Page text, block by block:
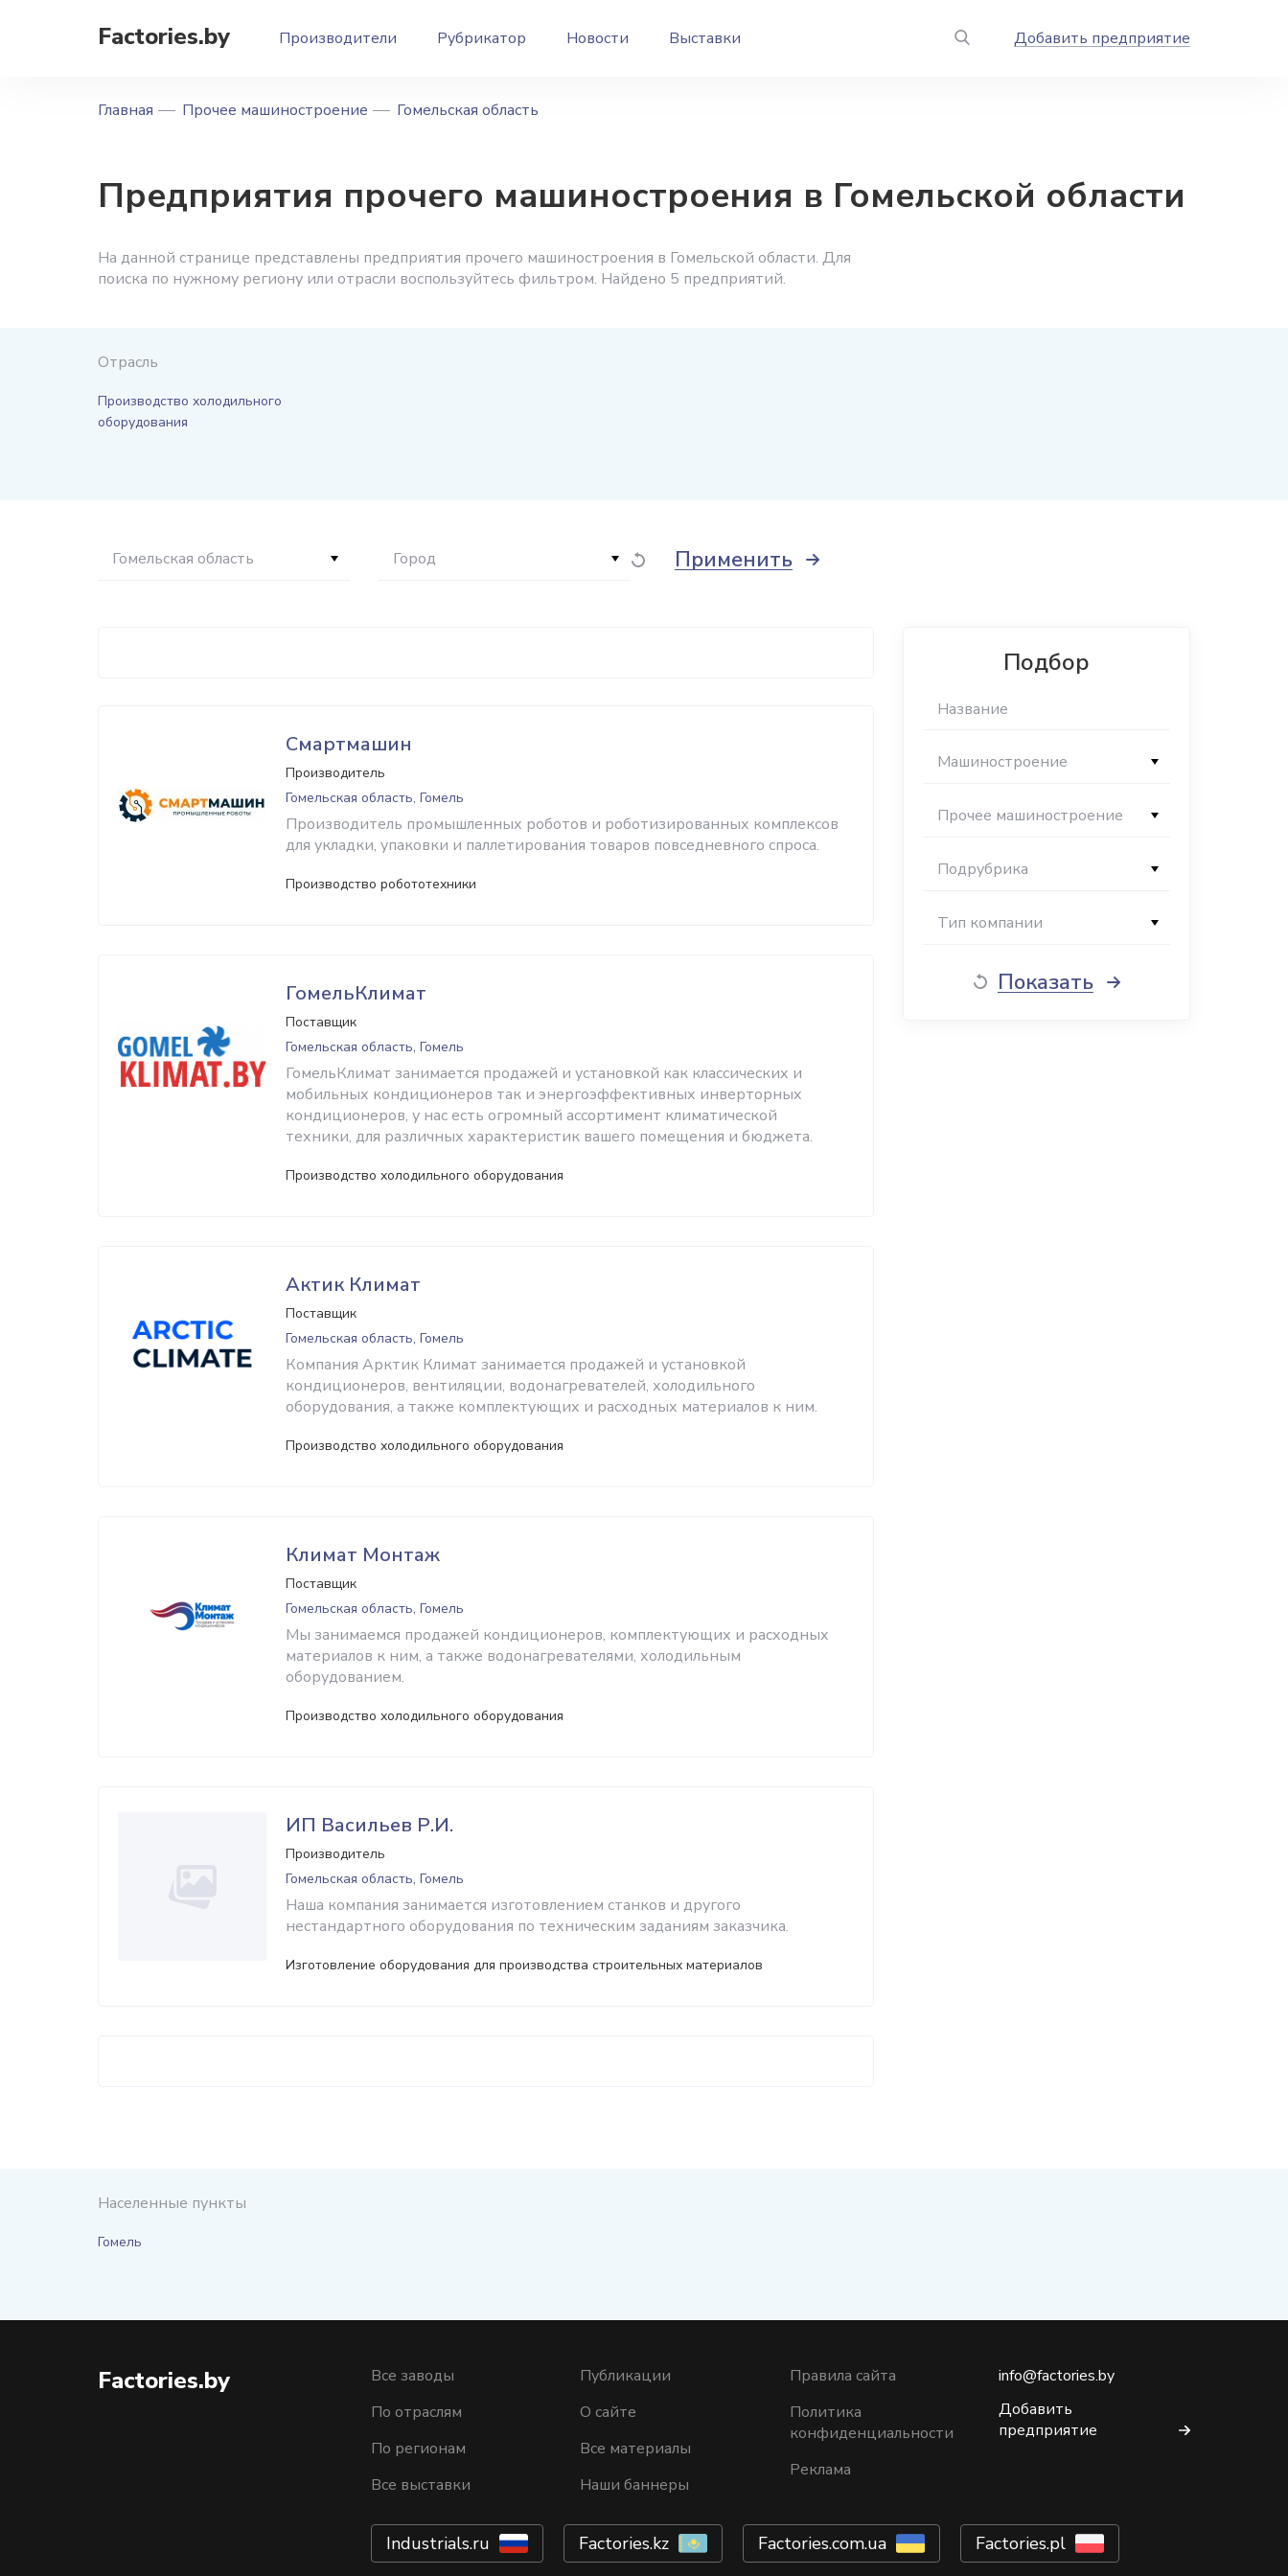
Factories.by Производители Рубрикатор Новости Выставки Добавить предприятие
Главная Прочее машиностроение Гомельская область
Предприятия прочего машиностроения в Гомельской области
На данной странице представлены предприятия прочего машиностроения в Гомельской области. Для
поиска по нужному региону или отрасли воспользуйтесь фильтром. Найдено 5 предприятий.
Отрасль
Производство холодильного
оборудования
Гомельская область Город Применить
Смартмашин
Производитель
Гомельская область, Гомель
Производитель промышленных роботов и роботизированных комплексов
для укладки, упаковки и паллетирования товаров повседневного спроса.
Производство робототехники
ГомельКлимат
Поставщик
Гомельская область, Гомель
ГомельКлимат занимается продажей и установкой как классических и
мобильных кондиционеров так и энергоэффективных инверторных
кондиционеров, у нас есть огромный ассортимент климатической
техники, для различных характеристик вашего помещения и бюджета.
Производство холодильного оборудования
Актик Климат
Поставщик
Гомельская область, Гомель
Компания Арктик Климат занимается продажей и установкой
кондиционеров, вентиляции, водонагревателей, холодильного
оборудования, а также комплектующих и расходных материалов к ним.
Производство холодильного оборудования
Климат Монтаж
Поставщик
Гомельская область, Гомель
Мы занимаемся продажей кондиционеров, комплектующих и расходных
материалов к ним, а также водонагревателями, холодильным
оборудованием.
Производство холодильного оборудования
ИП Васильев Р.И.
Производитель
Гомельская область, Гомель
Наша компания занимается изготовлением станков и другого
нестандартного оборудования по техническим заданиям заказчика.
Изготовление оборудования для производства строительных материалов
Населенные пункты
Гомель
Подбор
Машиностроение
Прочее машиностроение
Подрубрика
Тип компании
Показать
Factories.by
Все заводы
По отраслям
По регионам
Все выставки
Публикации
О сайте
Все материалы
Наши баннеры
Правила сайта
Политика
конфиденциальности
Реклама
info@factories.by
Добавить
предприятие
Industrials.ru Factories.kz Factories.com.ua Factories.pl